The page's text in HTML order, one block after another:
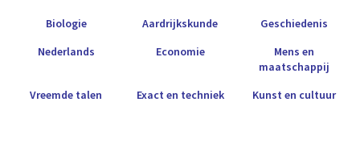
Biologie Aardrijkskunde
Geschiedenis
Nederlands
Economie
Mens en
maatschappij
Vreemde talen
Exact en techniek Kunst en cultuur